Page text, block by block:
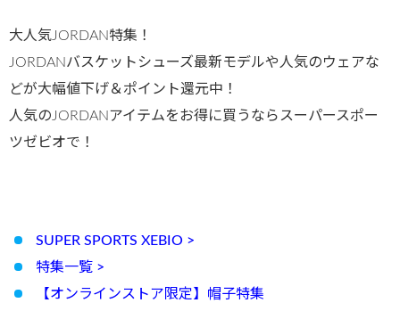
大人気JORDAN特集！
JORDANバスケットシューズ最新モデルや人気のウェアな
どが大幅値下げ＆ポイント還元中！
人気のJORDANアイテムをお得に買うならスーパースポー
ツゼビオで！
SUPER SPORTS XEBIO >
特集一覧 >
【オンラインストア限定】帽子特集